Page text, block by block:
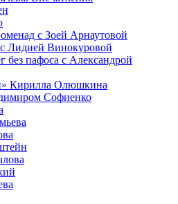
с Зоей Арнаутовой
Лидией Винокуровой
без пафоса с Александрой
Кирилла Олюшкина
Софиенко